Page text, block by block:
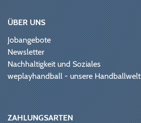
ÜBER UNS
Jobangebote
Newsletter
Nachhaltigkeit und Soziales
weplayhandball - unsere Handballwelt
ZAHLUNGSARTEN